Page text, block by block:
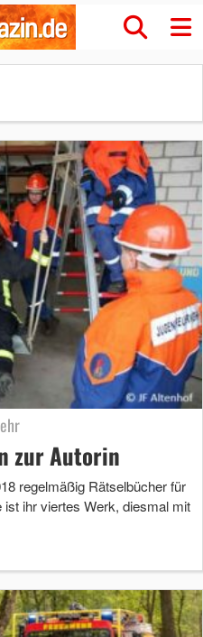
zur Autorin
regelmäßig Rätselbücher für
ist ihr viertes Werk, diesmal mit